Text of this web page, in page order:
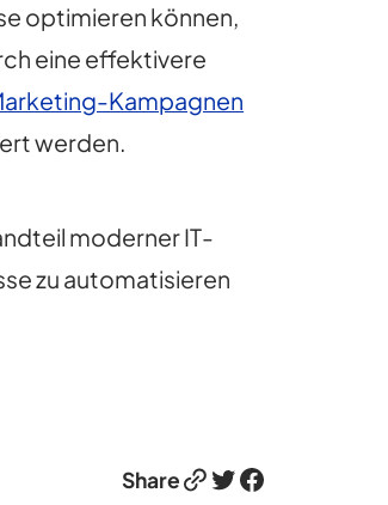
optimieren können,
eine effektivere
Kampagnen
werden.
moderner IT-
zu automatisieren
ShareLink Twitter Facebook